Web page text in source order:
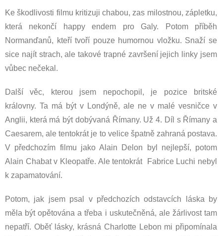
Ke škodlivosti filmu kritizuji chabou, zas milostnou, zápletku,
která nekončí happy endem pro Galy. Potom příběh
Normanďanů, kteří tvoří pouze humornou vložku. Snaží se
sice najít strach, ale takové trapné završení jejich linky jsem
vůbec nečekal.
Další věc, kterou jsem nepochopil, je pozice britské
královny. Ta má být v Londýně, ale ne v malé vesničce v
Anglii, která má být dobývaná Římany. Už 4. Díl s Římany a
Caesarem, ale tentokrát je to velice špatně zahraná postava.
V předchozím filmu jako Alain Delon byl nejlepší, potom
Alain Chabat v Kleopatře. Ale tentokrát Fabrice Luchi nebyl
k zapamatování.
Potom, jak jsem psal v předchozích odstavcích láska by
měla být opětována a třeba i uskutečněná, ale žárlivost tam
nepatří. Oběť lásky, krásná Charlotte Lebon mi připomínala